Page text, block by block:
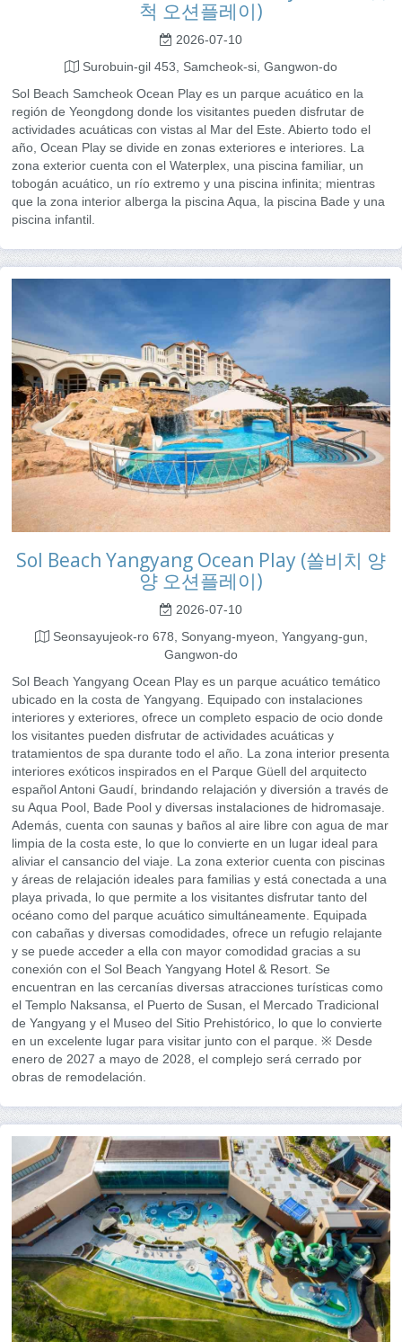
척 오션플레이)
2026-07-10
Surobuin-gil 453, Samcheok-si, Gangwon-do
Sol Beach Samcheok Ocean Play es un parque acuático en la
región de Yeongdong donde los visitantes pueden disfrutar de
actividades acuáticas con vistas al Mar del Este. Abierto todo el
año, Ocean Play se divide en zonas exteriores e interiores. La
zona exterior cuenta con el Waterplex, una piscina familiar, un
tobogán acuático, un río extremo y una piscina infinita; mientras
que la zona interior alberga la piscina Aqua, la piscina Bade y una
piscina infantil.
Sol Beach Yangyang Ocean Play (쏠비치 양
양 오션플레이)
2026-07-10
Seonsayujeok-ro 678, Sonyang-myeon, Yangyang-gun,
Gangwon-do
Sol Beach Yangyang Ocean Play es un parque acuático temático
ubicado en la costa de Yangyang. Equipado con instalaciones
interiores y exteriores, ofrece un completo espacio de ocio donde
los visitantes pueden disfrutar de actividades acuáticas y
tratamientos de spa durante todo el año. La zona interior presenta
interiores exóticos inspirados en el Parque Güell del arquitecto
español Antoni Gaudí, brindando relajación y diversión a través de
su Aqua Pool, Bade Pool y diversas instalaciones de hidromasaje.
Además, cuenta con saunas y baños al aire libre con agua de mar
limpia de la costa este, lo que lo convierte en un lugar ideal para
aliviar el cansancio del viaje. La zona exterior cuenta con piscinas
y áreas de relajación ideales para familias y está conectada a una
playa privada, lo que permite a los visitantes disfrutar tanto del
océano como del parque acuático simultáneamente. Equipada
con cabañas y diversas comodidades, ofrece un refugio relajante
y se puede acceder a ella con mayor comodidad gracias a su
conexión con el Sol Beach Yangyang Hotel & Resort. Se
encuentran en las cercanías diversas atracciones turísticas como
el Templo Naksansa, el Puerto de Susan, el Mercado Tradicional
de Yangyang y el Museo del Sitio Prehistórico, lo que lo convierte
en un excelente lugar para visitar junto con el parque. ※ Desde
enero de 2027 a mayo de 2028, el complejo será cerrado por
obras de remodelación.